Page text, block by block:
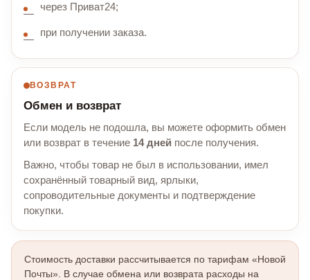
через Приват24;
при получении заказа.
ВОЗВРАТ
Обмен и возврат
Если модель не подошла, вы можете оформить обмен
или возврат в течение 14 дней после получения.
Важно, чтобы товар не был в использовании, имел
сохранённый товарный вид, ярлыки,
сопроводительные документы и подтверждение
покупки.
Стоимость доставки рассчитывается по тарифам «Новой
Почты». В случае обмена или возврата расходы на